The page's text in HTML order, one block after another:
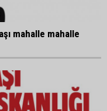
mahalle mahalle